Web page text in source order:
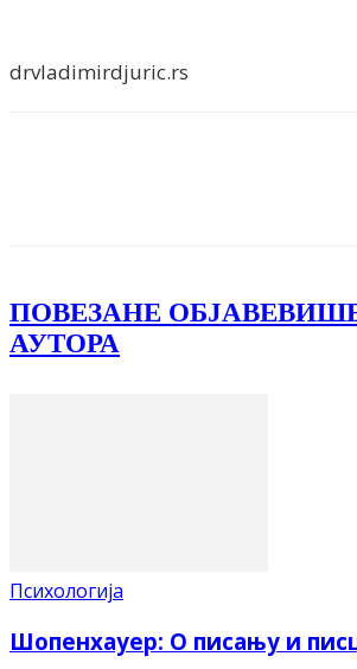
drvladimirdjuric.rs
ПОВЕЗАНЕ ОБЈАВЕ
АУТОРА
Психологија
Шопенхауер: О писању и